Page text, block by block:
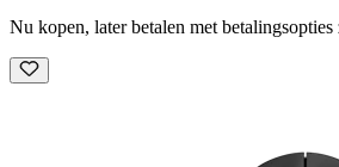
Nu kopen, later betalen met betalingsopties